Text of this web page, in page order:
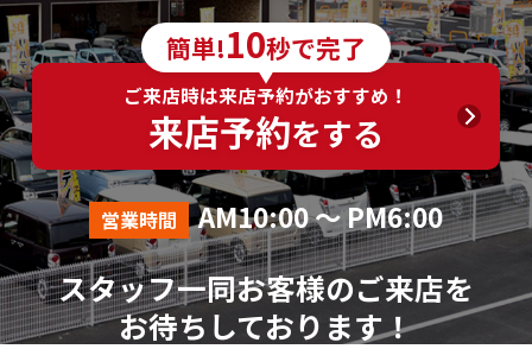
簡単!10秒で完了
ご来店時は来店予約がおすすめ！
来店予約をする
営業時間 AM10:00 ～ PM6:00
スタッフ一同お客様のご来店を
お待ちしております！